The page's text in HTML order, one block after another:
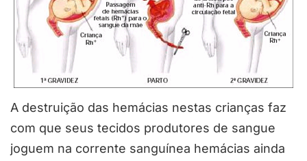
A destruição das hemácias nestas crianças faz
com que seus tecidos produtores de sangue
joguem na corrente sanguínea hemácias ainda